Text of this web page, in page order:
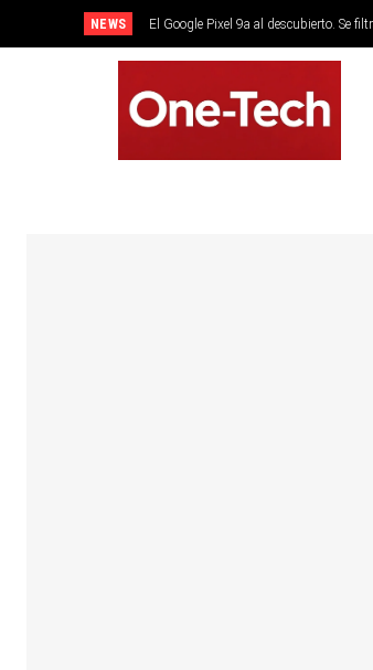
NEWS El Google Pixel 9a al descubierto. Se